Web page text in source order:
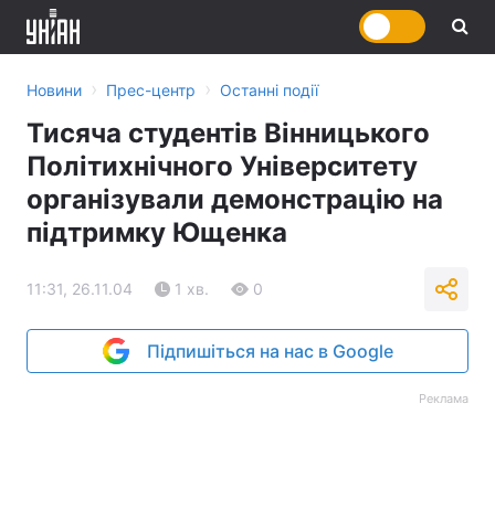
Новини › Прес-центр › Останні події
Тисяча студентів Вінницького
Політихнічного Університету
організували демонстрацію на
підтримку Ющенка
11:31, 26.11.04 1 хв. 0
Підпишіться на нас в Google
Реклама